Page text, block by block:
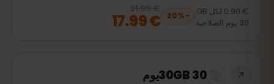
€ 0.90 لكل GB
30 يوم الصلاحية
−
20%
20% off, was
€ 17.99 € 21.99
€ 17.99
30GB 30يوم